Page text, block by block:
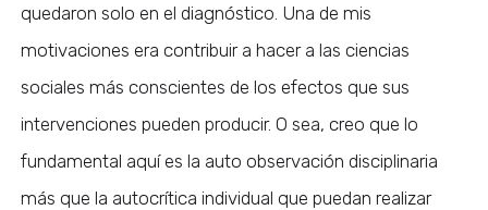
quedaron solo en el diagnóstico. Una de mis
motivaciones era contribuir a hacer a las ciencias
sociales más conscientes de los efectos que sus
intervenciones pueden producir. O sea, creo que lo
fundamental aquí es la auto observación disciplinaria
más que la autocrítica individual que puedan realizar